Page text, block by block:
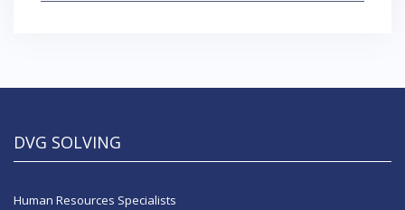
DVG SOLVING
Human Resources Specialists